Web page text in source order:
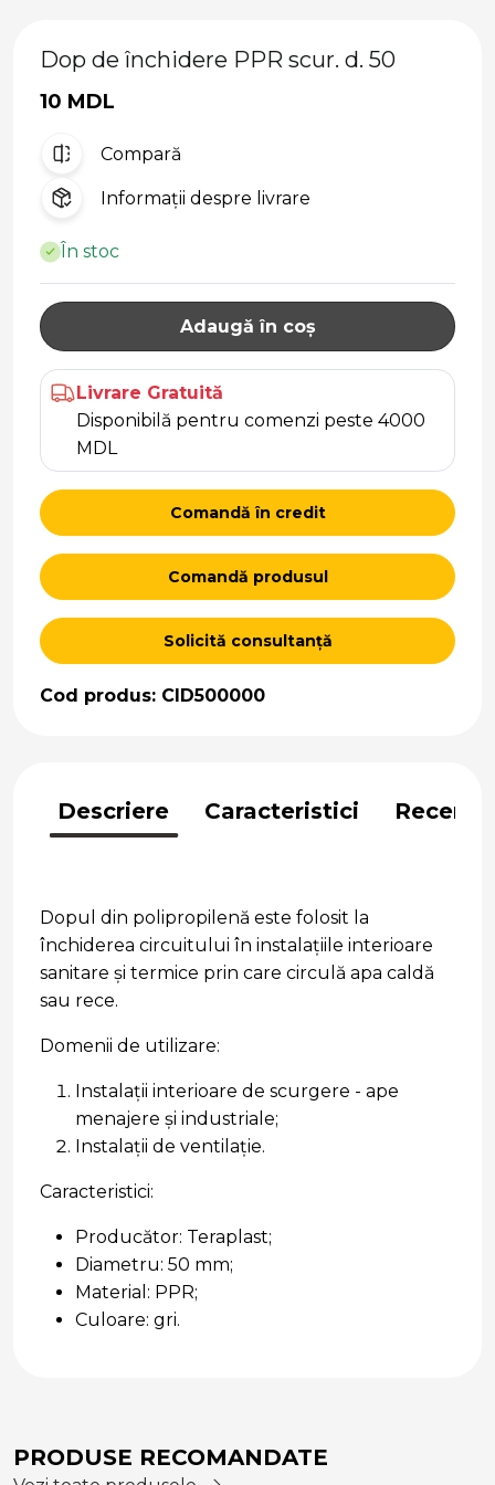
Dop de închidere PPR scur. d. 50
10 MDL
Compară
Informații despre livrare
În stoc
Adaugă în coș
Livrare Gratuită
Disponibilă pentru comenzi peste 4000
MDL
Comandă în credit
Comandă produsul
Solicită consultanță
Cod produs: CID500000
Descriere Caracteristici
Dopul din polipropilenă este folosit la
închiderea circuitului în instalațiile interioare
sanitare și termice prin care circulă apa caldă
sau rece.
Domenii de utilizare:
Instalații interioare de scurgere - ape
menajere și industriale;
Instalații de ventilație.
Caracteristici:
Producător: Teraplast;
Diametru: 50 mm;
Material: PPR;
Culoare: gri.
PRODUSE RECOMANDATE